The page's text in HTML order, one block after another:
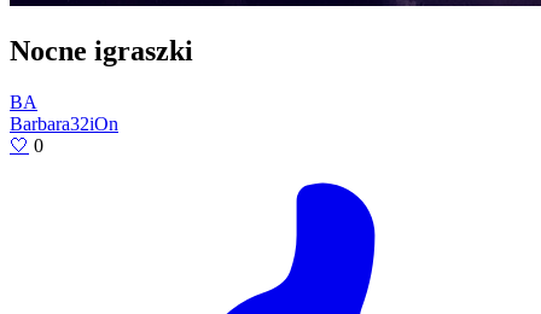
Nocne igraszki
BA
Barbara32iOn
🤍 0